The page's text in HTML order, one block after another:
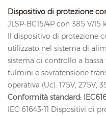
Dispositivo di protezione
JLSP-BC15/4P con 385 V/15
Il dispositivo di protezione
utilizzato nel sistema di
sistema di controllo a
fulmini e sovratensione
operativa (Uc): 175V, 275V,
Conformità standard:
IEC 61643-11 Dispositivi di